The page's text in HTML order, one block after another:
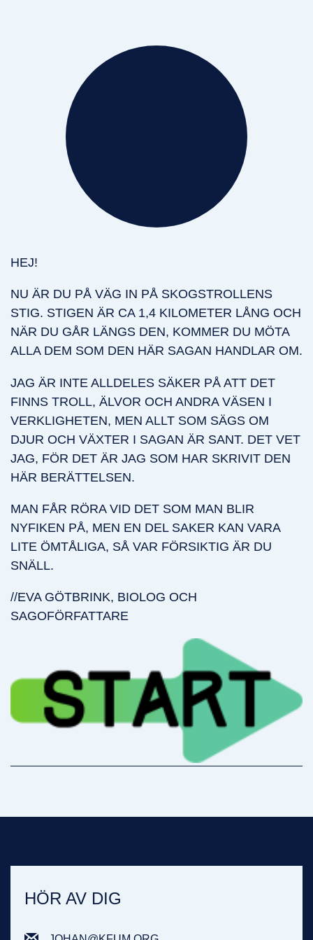
HEJ!
NU ÄR DU PÅ VÄG IN PÅ SKOGSTROLLENS
STIG. STIGEN ÄR CA 1,4 KILOMETER LÅNG OCH
NÄR DU GÅR LÄNGS DEN, KOMMER DU MÖTA
ALLA DEM SOM DEN HÄR SAGAN HANDLAR OM.
JAG ÄR INTE ALLDELES SÄKER PÅ ATT DET
FINNS TROLL, ÄLVOR OCH ANDRA VÄSEN I
VERKLIGHETEN, MEN ALLT SOM SÄGS OM
DJUR OCH VÄXTER I SAGAN ÄR SANT. DET VET
JAG, FÖR DET ÄR JAG SOM HAR SKRIVIT DEN
HÄR BERÄTTELSEN.
MAN FÅR RÖRA VID DET SOM MAN BLIR
NYFIKEN PÅ, MEN EN DEL SAKER KAN VARA
LITE ÖMTÅLIGA, SÅ VAR FÖRSIKTIG ÄR DU
SNÄLL.
//EVA GÖTBRINK, BIOLOG OCH
SAGOFÖRFATTARE
HÖR AV DIG